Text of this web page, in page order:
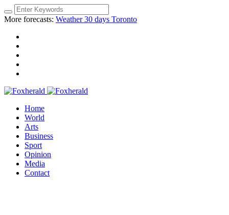
More forecasts: Weather 30 days Toronto
Home
World
Arts
Business
Sport
Opinion
Media
Contact